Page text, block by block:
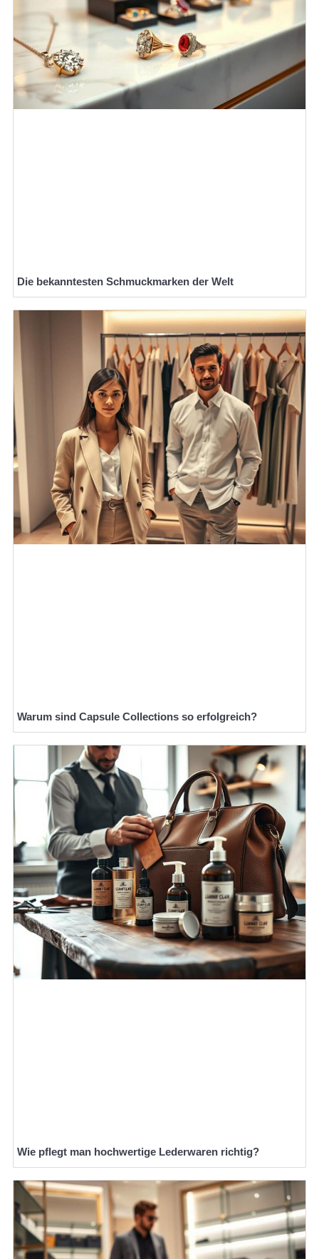
Die bekanntesten Schmuckmarken der Welt
Warum sind Capsule Collections so erfolgreich?
Wie pflegt man hochwertige Lederwaren richtig?